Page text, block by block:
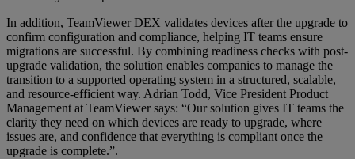
In addition, TeamViewer DEX validates devices after the upgrade to
confirm configuration and compliance, helping IT teams ensure
migrations are successful. By combining readiness checks with post-
upgrade validation, the solution enables companies to manage the
transition to a supported operating system in a structured, scalable,
and resource-efficient way. Adrian Todd, Vice President Product
Management at TeamViewer says: “Our solution gives IT teams the
clarity they need on which devices are ready to upgrade, where
issues are, and confidence that everything is compliant once the
upgrade is complete.”.